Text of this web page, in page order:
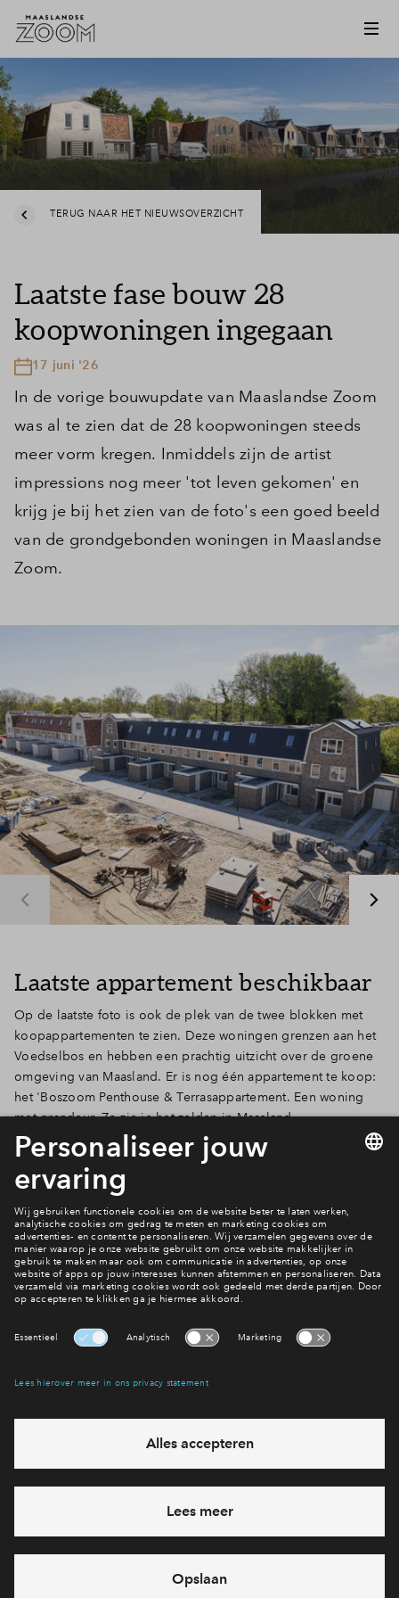
Inloggen
TERUG NAAR HET NIEUWSOVERZICHT
Laatste fase bouw 28
koopwoningen ingegaan
17 juni '26
In de vorige bouwupdate van Maaslandse Zoom
was al te zien dat de 28 koopwoningen steeds
meer vorm kregen. Inmiddels zijn de artist
impressions nog meer 'tot leven gekomen' en
krijg je bij het zien van de foto's een goed beeld
van de grondgebonden woningen in Maaslandse
Zoom.
Laatste appartement beschikbaar
Op de laatste foto is ook de plek van de twee blokken met
koopappartementen te zien. Deze woningen grenzen aan het
Voedselbos en hebben een prachtig uitzicht over de groene
omgeving van Maasland. Er is nog één appartement te koop:
het 'Boszoom Penthouse & Terrasappartement. Een woning
met grandeur. Zo zie je het zelden in Maasland.
Bekijk het appartement
Neem contact met ons op
Interesse? Meld je dan snel aan
Hiermee blijf je op de hoogte van het belangrijkste nieuws en
Ja, ik wil mij aanmelden
Heb je een vraag en wil je direct antwoord? Bel ons op
712 28 55
feestdagen)